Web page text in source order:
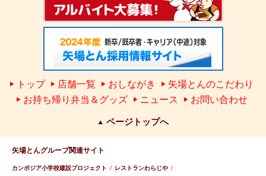
トップ 店舗一覧 おしながき
矢場とんのこだわり
お持ち帰り弁当＆グッズ
ニュース お問い合わせ
ページトップへ
矢場とんグループ関連サイト
カンボジア小学校建設プロジェクト レストランわらじや